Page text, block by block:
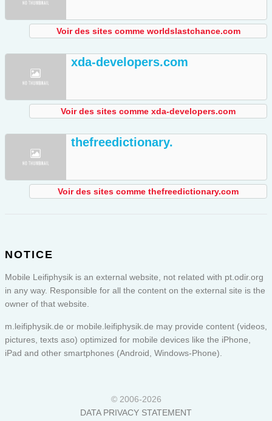
Voir des sites comme worldslastchance.com
xda-developers.com
Voir des sites comme xda-developers.com
thefreedictionary.
Voir des sites comme thefreedictionary.com
NOTICE
Mobile Leifiphysik is an external website, not related with pt.odir.org
in any way. Responsible for all the content on the external site is the
owner of that website.
m.leifiphysik.de or mobile.leifiphysik.de may provide content (videos,
pictures, texts aso) optimized for mobile devices like the iPhone,
iPad and other smartphones (Android, Windows-Phone).
© 2006-2026
DATA PRIVACY STATEMENT